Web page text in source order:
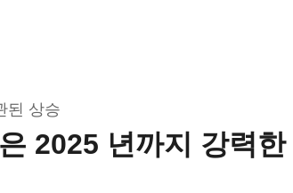
된 상승
2025 년까지 강력